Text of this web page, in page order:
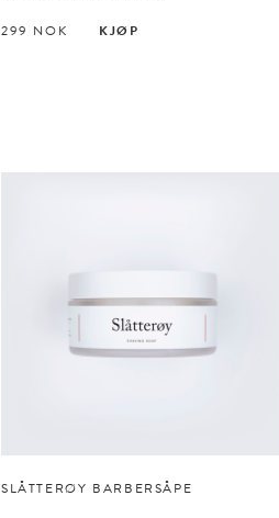
299 NOK KJØP
SLÅTTERØY BARBERSÅPE